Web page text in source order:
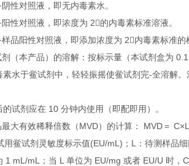
性对照液，即无内毒素水。
性对照液，即浓度为 2的内毒素标准溶液。
品阳性对照液，即添加浓度为 2内毒素标准
（本产品）的溶解：按标示量（本试剂盒为
素水于鲎试剂中，轻轻振摇使鲎试剂完-全溶解
的试剂应在 10 分钟内使用（即配即用）。
大有效稀释倍数（MVD）的计算： MVD＝
用鲎试剂灵敏度标示值(EU/mL)；L：待测样品
1 mL/mL；当 L 单位为 EU/mg 或者 EU/U 时，